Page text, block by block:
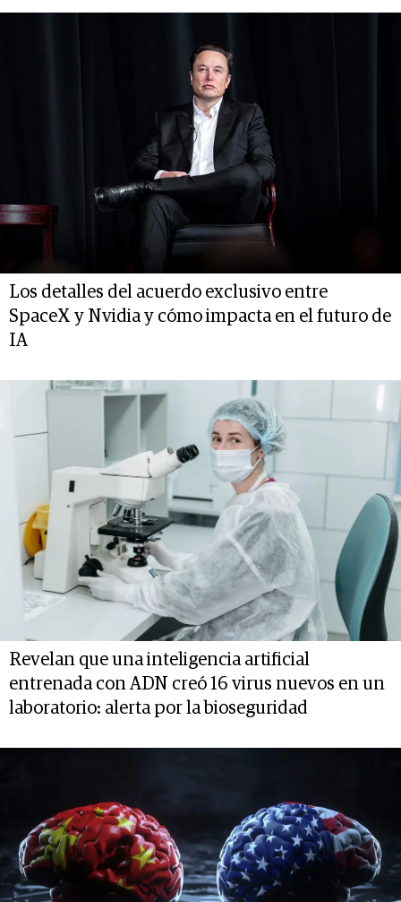
Los detalles del acuerdo exclusivo entre
SpaceX y Nvidia y cómo impacta en el futuro de
IA
Revelan que una inteligencia artificial
entrenada con ADN creó 16 virus nuevos en un
laboratorio: alerta por la bioseguridad